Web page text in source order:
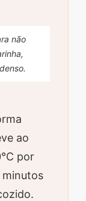
não
ao
por